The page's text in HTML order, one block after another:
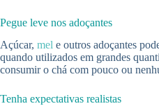
Pegue leve nos adoçantes
Açúcar, mel e outros adoçantes
quando utilizados em grandes
consumir o chá com pouco ou
Tenha expectativas realistas